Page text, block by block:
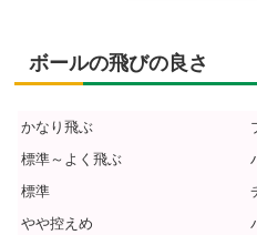
ボールの飛びの良さ
かなり飛ぶ
標準～よく飛ぶ
標準
やや控えめ